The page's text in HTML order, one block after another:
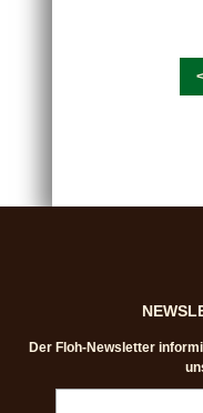
<
Der Floh-Newsletter